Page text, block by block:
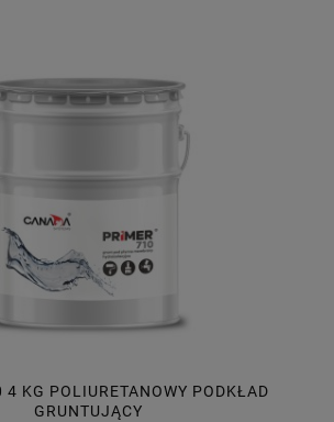
4 KG POLIURETANOWY PODKŁAD
GRUNTUJĄCY